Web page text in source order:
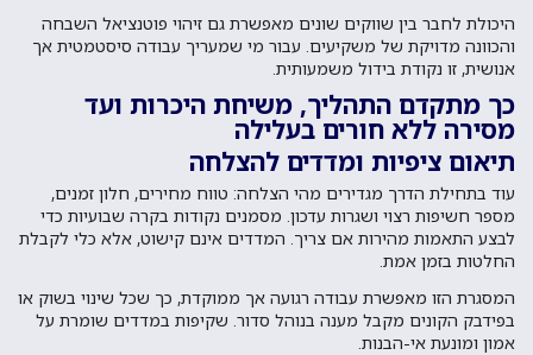
היכולת לחבר בין שווקים שונים מאפשרת גם זיהוי פוטנציאל השבחה
והכוונה מדויקת של משקיעים. עבור מי שמעריך עבודה סיסטמטית אך
אנושית, זו נקודת בידול משמעותית.
כך מתקדם התהליך, משיחת היכרות ועד
מסירה ללא חורים בעלילה
תיאום ציפיות ומדדים להצלחה
עוד בתחילת הדרך מגדירים מהי הצלחה: טווח מחירים, חלון זמנים,
מספר חשיפות רצוי ושגרות עדכון. מסמנים נקודות בקרה שבועיות כדי
לבצע התאמות מהירות אם צריך. המדדים אינם קישוט, אלא כלי לקבלת
החלטות בזמן אמת.
המסגרת הזו מאפשרת עבודה רגועה אך ממוקדת, כך שכל שינוי בשוק או
בפידבק הקונים מקבל מענה בנוהל סדור. שקיפות במדדים שומרת על
אמון ומונעת אי-הבנות.